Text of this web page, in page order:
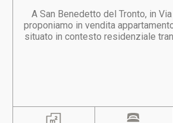
A San Benedetto del Tronto, in
proponiamo in vendita
situato in contesto residenziale